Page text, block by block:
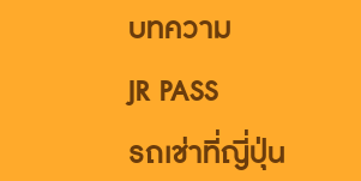
บทความ
JR PASS
รถเช่าที่ญี่ปุ่น